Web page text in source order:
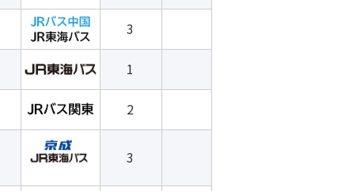
3
1
2
3